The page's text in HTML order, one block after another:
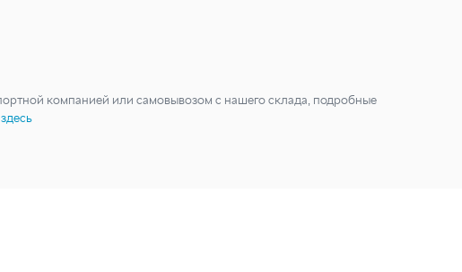
компанией или самовывозом с нашего склада, подробные
здесь